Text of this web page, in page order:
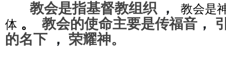
教会是指基督教组织 ，
教会是
体 。 教会的使命主要是传福音 ，
的名下
， 荣耀神。